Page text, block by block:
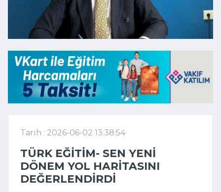
Tarih : 2026-06-02 13:38:54
TÜRK EĞITIM- SEN YENI
DÖNEM YOL HARITASINI
DEĞERLENDIRDI